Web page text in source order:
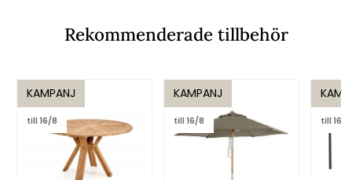
Rekommenderade tillbehör
KAMPANJ
till 16/8
KAMPANJ
till 16/8 till 16/8